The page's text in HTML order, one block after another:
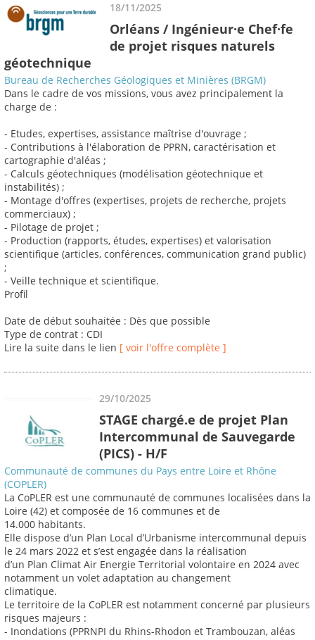
18/11/2025
Orléans / Ingénieur·e Chef·fe
de projet risques naturels
géotechnique
Bureau de Recherches Géologiques et Minières (BRGM)
Dans le cadre de vos missions, vous avez principalement la
charge de :
- Etudes, expertises, assistance maîtrise d'ouvrage ;
- Contributions à l'élaboration de PPRN, caractérisation et
cartographie d'aléas ;
- Calculs géotechniques (modélisation géotechnique et
instabilités) ;
- Montage d'offres (expertises, projets de recherche, projets
commerciaux) ;
- Pilotage de projet ;
- Production (rapports, études, expertises) et valorisation
scientifique (articles, conférences, communication grand public)
;
- Veille technique et scientifique.
Profil
Date de début souhaitée : Dès que possible
Type de contrat : CDI
Lire la suite dans le lien [ voir l'offre complète ]
29/10/2025
STAGE chargé.e de projet Plan
Intercommunal de Sauvegarde
(PICS) - H/F
Communauté de communes du Pays entre Loire et Rhône
(COPLER)
La CoPLER est une communauté de communes localisées dans la
Loire (42) et composée de 16 communes et de
14.000 habitants.
Elle dispose d’un Plan Local d’Urbanisme intercommunal depuis
le 24 mars 2022 et s’est engagée dans la réalisation
d’un Plan Climat Air Energie Territorial volontaire en 2024 avec
notamment un volet adaptation au changement
climatique.
Le territoire de la CoPLER est notamment concerné par plusieurs
risques majeurs :
- Inondations (PPRNPI du Rhins-Rhodon et Trambouzan, aléas